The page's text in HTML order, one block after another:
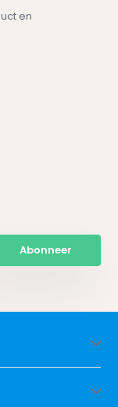
en
Abonneer